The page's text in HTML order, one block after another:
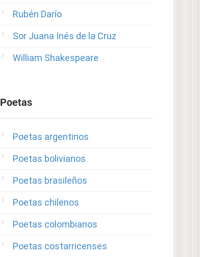
Rubén Darío
Sor Juana Inés de la Cruz
William Shakespeare
Poetas
Poetas argentinos
Poetas bolivianos
Poetas brasileños
Poetas chilenos
Poetas colombianos
Poetas costarricenses